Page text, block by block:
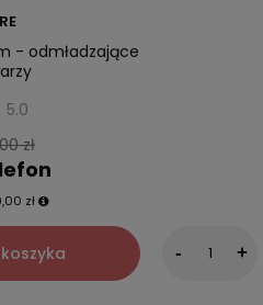
- odmładzające
5.0
zł
zł
- +